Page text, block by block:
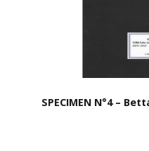
SPECIMEN N°4 –